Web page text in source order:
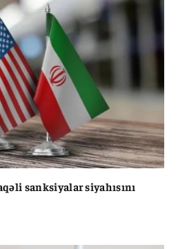
sanksiyalar siyahısını